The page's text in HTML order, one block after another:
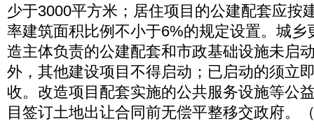
少于3000平方米；居住项目的公建配套应按
率建筑面积比例不小于6%的规定设置。城乡
造主体负责的公建配套和市政基础设施未启
外，其他建设项目不得启动；已启动的须立
收。改造项目配套实施的公共服务设施等公
目签订土地出让合同前无偿平整移交政府。